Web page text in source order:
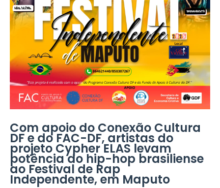
Com apoio do Conexão Cultura
DF e do FAC-DF, artistas do
projeto Cypher ELAS levam
potência do hip-hop brasiliense
ao Festival de Rap
Independente, em Maputo